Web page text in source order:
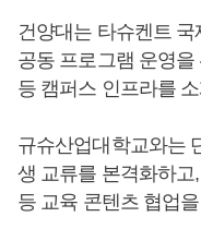
건양대는 타슈켄트
공동 프로그램 운영을
등 캠퍼스 인프라를
규슈산업대학교와는
생 교류를 본격화하고
등 교육 콘텐츠 협업